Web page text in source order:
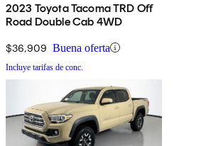
2023 Toyota Tacoma TRD Off
Road Double Cab 4WD
$36,909 Buena oferta
Incluye tarifas de conc.